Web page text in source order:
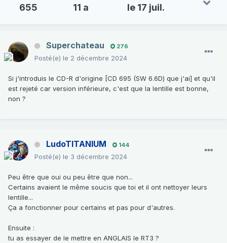
655 11 a le 17 juil.
Superchateau 276
Posté(e) le 2 décembre 2024
Si j'introduis le CD-R d'origine [CD 695 (SW 6.6D) que j'ai] et qu'il
est rejeté car version inférieure, c'est que la lentille est bonne,
non ?
LudoTITANIUM 144
Posté(e) le 3 décembre 2024
Peu être que oui ou peu être que non...
Certains avaient le même soucis que toi et il ont nettoyer leurs
lentille...
Ça a fonctionner pour certains et pas pour d'autres.
Ensuite :
tu as essayer de le mettre en ANGLAIS le RT3 ?